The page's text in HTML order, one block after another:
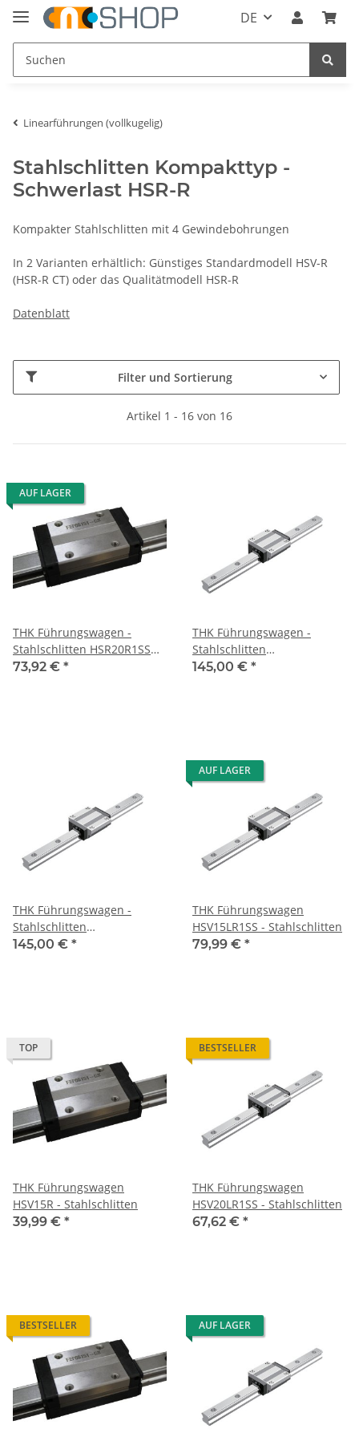
DE
Linearführungen (vollkugelig)
Stahlschlitten Kompakttyp -
Schwerlast HSR-R
Kompakter Stahlschlitten mit 4 Gewindebohrungen
In 2 Varianten erhältlich: Günstiges Standardmodell HSV-R
(HSR-R CT) oder das Qualitätmodell HSR-R
Datenblatt
Filter und Sortierung
Artikel 1 - 16 von 16
AUF LAGER
THK Führungswagen -
Stahlschlitten HSR20R1SS
(GK)
73,92 € *
THK Führungswagen -
Stahlschlitten
HSR25LR1SSC1(GK) - leichte
145,00 € *
THK Führungswagen -
Stahlschlitten
HSR25LR1SSCO(GK) -
145,00 € *
AUF LAGER
THK Führungswagen
HSV15LR1SS - Stahlschlitten
79,99 € *
TOP
THK Führungswagen
HSV15R - Stahlschlitten
39,99 € *
BESTSELLER
THK Führungswagen
HSV20LR1SS - Stahlschlitten
67,62 € *
BESTSELLER AUF LAGER